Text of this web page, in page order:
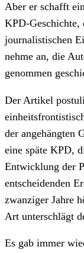
Aber er schafft
KPD-Geschichte,
journalistischen
nehme an, die
genommen
Der Artikel
der angehängten
eine späte KPD,
Entwicklung der
entscheidenden
zwanziger Jahre
Art unterschlägt
Es gab immer